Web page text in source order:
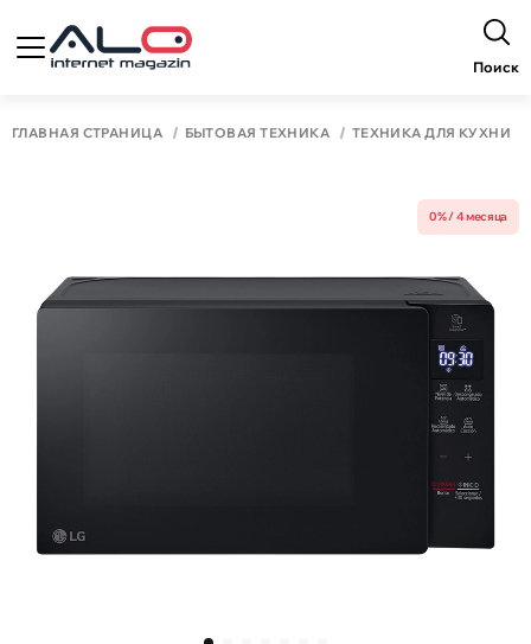
Поиск
ГЛАВНАЯ СТРАНИЦА БЫТОВАЯ ТЕХНИКА ТЕХНИКА ДЛЯ КУХНИ
0% / 4 месяца